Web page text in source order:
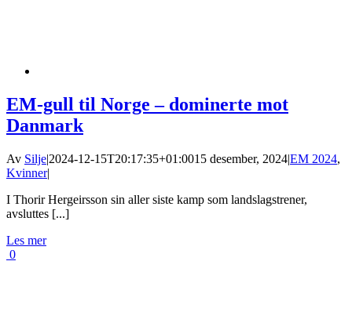
EM-gull til Norge – dominerte mot
Danmark
Av Silje|2024-12-15T20:17:35+01:0015 desember, 2024|EM 2024,
Kvinner|
I Thorir Hergeirsson sin aller siste kamp som landslagstrener,
avsluttes [...]
Les mer
0